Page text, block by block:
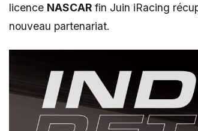
licence NASCAR fin Juin iRacing
nouveau partenariat.